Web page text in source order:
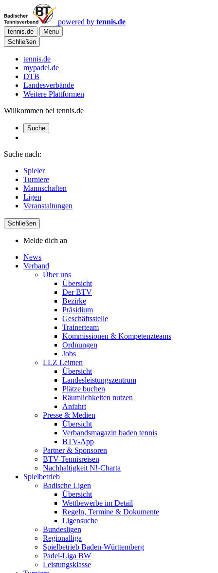
powered by tennis.de
tennis.de
Menu
Schließen
tennis.de
mypadel.de
DTB
Landesverbände
Weitere Plattformen
Willkommen bei tennis.de
Suche
Suche nach:
Spieler
Turniere
Mannschaften
Ligen
Veranstaltungen
Schließen
Melde dich an
News
Verband
Über uns
Übersicht
Der BTV
Bezirke
Präsidium
Geschäftsstelle
Trainerteam
Kommissionen & Kompetenzteams
Ordnungen
Jobs
LLZ Leimen
Übersicht
Landesleistungszentrum
Plätze buchen
Räumlichkeiten nutzen
Anfahrt
Presse & Medien
Übersicht
Verbandsmagazin baden tennis
BTV-App
Partner & Sponsoren
BTV-Tennisreisen
Nachhaltigkeit N!-Charta
Spielbetrieb
Badische Ligen
Übersicht
Wettbewerbe im Detail
Regeln, Termine & Dokumente
Ligensuche
Bundesligen
Regionalliga
Spielbetrieb Baden-Württemberg
Padel-Liga BW
Leistungsklasse